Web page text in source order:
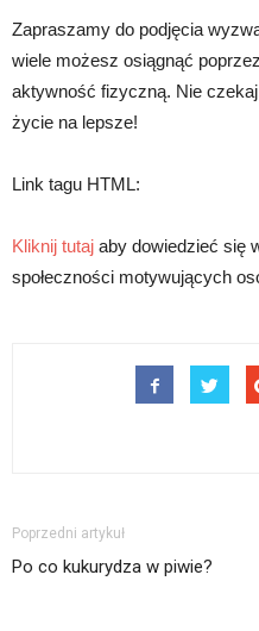
Zapraszamy do podjęcia
wiele możesz osiągnąć
aktywność fizyczną. Nie
życie na lepsze!
Link tagu HTML:
Kliknij tutaj aby dowiedzieć się
społeczności motywujących
Poprzedni artykuł
Po co kukurydza w piwie?